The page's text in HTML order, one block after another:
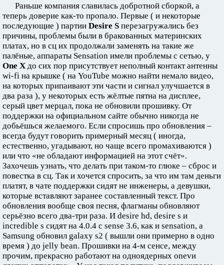
Раньше компания славилась добротной сборкой, а
теперь доверие как-то пропало. Первые ( и некоторые
последующие ) партии Desire S перезагружались без
причины, проблемы были в бракованных материнских
платах, но в сц их продолжали заменять на такие же
палёные, аппараты Sensation имели проблемы с сетью, у
One X до сих пор присутствует неполный контакт антенны
wi-fi на крышке ( на YouTube можно найти немало видео,
на которых припаивают эти части и сигнал улучшается в
два раза ), у некоторых есть жёлтые пятна на дисплее,
серый цвет мерцал, пока не обновили прошивку. От
поддержки на официальном сайте обычно никогда не
добьёшься желаемого. Если спросишь про обновления –
всегда будут говорить примерный месяц ( иногда,
естественно, угадывают, но чаще всего промахиваются )
или что «не обладают информацией на этот счёт».
Захочешь узнать, что делать при таком-то глюке – сброс и
повестка в сц. Так и хочется спросить, за что им там деньги
платят, в чате поддержки сидят не инженеры, а девушки,
которые вставляют заранее составленный текст. Про
обновления вообще своя песня, флагманы обновляют
серьёзно всего два-три раза. И desire hd, desire s и
incredible s сидят на 4.0.4 с sense 3.6, как и sensation, а
Samsung обновил galaxy s2 ( вышли они примерно в одно
время ) до jelly bean. Прошивки на 4-м сенсе, между
прочим, прекрасно работают на одноядерных onevи